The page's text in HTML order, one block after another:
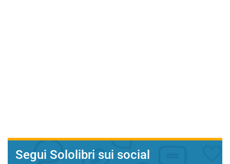
Segui Sololibri sui social